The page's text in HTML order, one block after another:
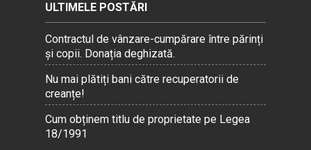
ULTIMELE POSTĂRI
Contractul de vânzare-cumpărare între părinți
și copii. Donația deghizată.
Nu mai plătiți bani către recuperatorii de
creanțe!
Cum obținem titlu de proprietate pe Legea
18/1991